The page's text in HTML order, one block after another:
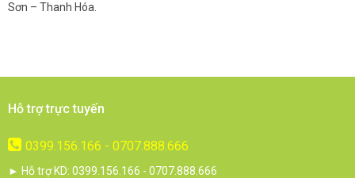
Sơn – Thanh Hóa.
Hỗ trợ trực tuyến
0399.156.166 - 0707.888.666
► Hỗ trợ KD: 0399.156.166 - 0707.888.666